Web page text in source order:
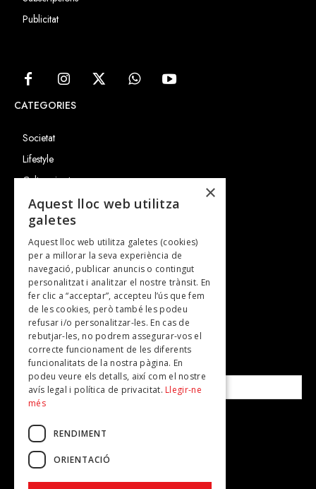
Publicitat
CATEGORIES
Societat
Lifestyle
Cultura i art
Entrevistes
Gastronomia
TV
Plans per fer
Revistes
SUBSCRIU-TE A LA NOSTRA NEWSLETTER!
Correu electrònic*
Accepto lapolítica de privacitat
×
Aquest lloc web utilitza
galetes
Aquest lloc web utilitza galetes (cookies)
per a millorar la seva experiència de
navegació, publicar anuncis o contingut
personalitzat i analitzar el nostre trànsit. En
fer clic a “acceptar”, accepteu l’ús que fem
de les cookies, però també les podeu
refusar i/o personalitzar-les. En cas de
rebutjar-les, no podrem assegurar-vos el
correcte funcionament de les diferents
funcionalitats de la nostra pàgina. En
podeu veure els detalls, així com el nostre
avís legal i política de privacitat. Llegir-ne
més
RENDIMENT
ORIENTACIÓ